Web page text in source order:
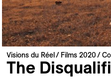
Visions du Réel Films 2020
The